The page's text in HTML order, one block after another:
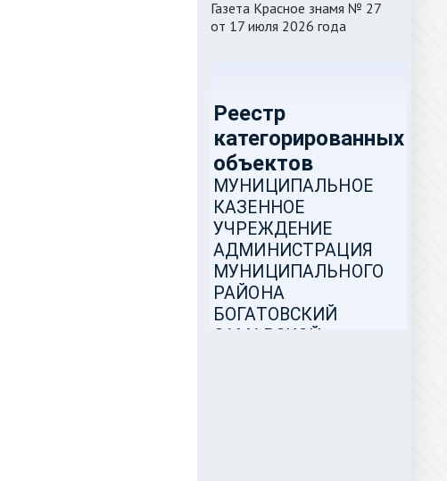
Газета Красное знамя № 27
от 17 июля 2026 года